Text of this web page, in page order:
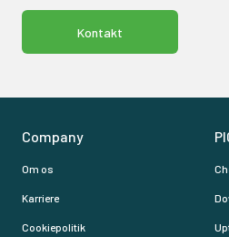
Kontakt
Company
Om os
Karriere
Cookiepolitik